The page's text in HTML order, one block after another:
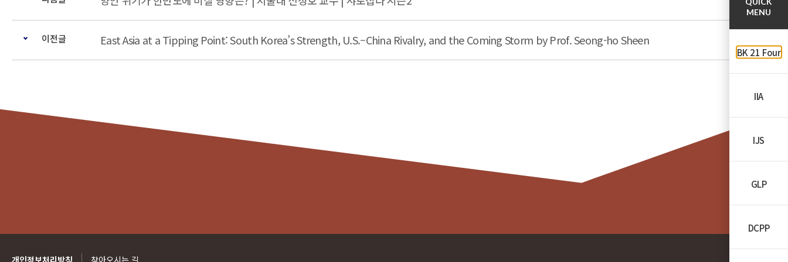
이전글 East Asia at a Tipping Point: South Korea’s Strength, U.S.–China Rivalry, and the Coming Storm by Prof. Seong-ho Sheen
개인정보처리방침 찾아오시는 길
MENU
BK 21 Four
IIA
IJS
GLP
DCPP